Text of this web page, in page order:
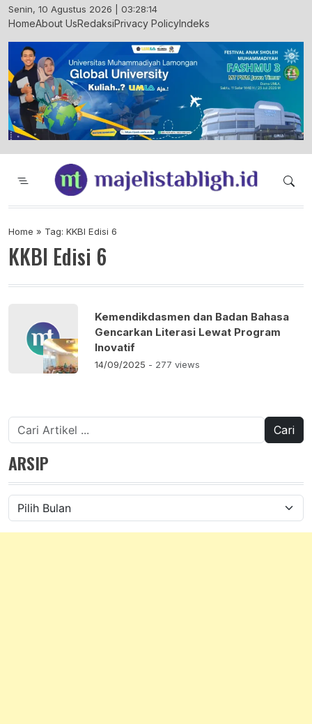
Skip
to
Senin, 10 Agustus 2026 | 03:28:15
HomeAbout UsRedaksiPrivacy PolicyIndeks
Majelis Tabligh Muhammadiyah
Syiar Dakwah Islam Berkemajuan dan
Home » Tag: KKBI Edisi 6
KKBI Edisi 6
Kemendikdasmen dan Badan Bahasa
Gencarkan Literasi Lewat Program
Inovatif
14/09/2025 - 277 views
Cari
untuk:
ARSIP
Arsip